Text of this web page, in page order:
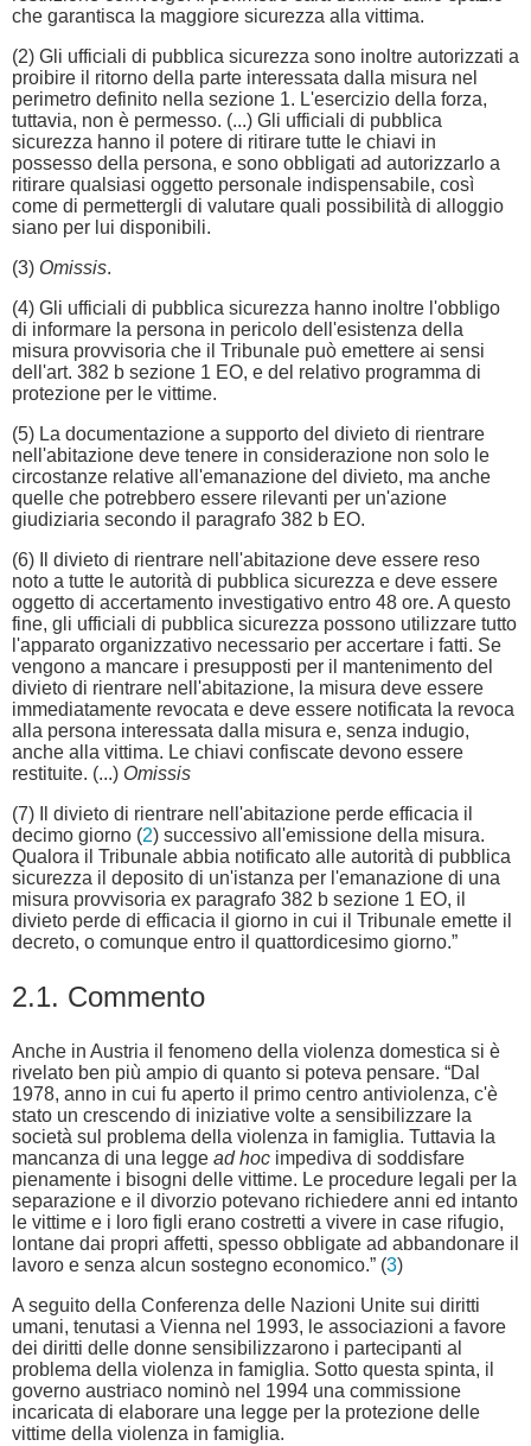
che garantisca la maggiore sicurezza alla vittima.
(2) Gli ufficiali di pubblica sicurezza sono inoltre autorizzati a
proibire il ritorno della parte interessata dalla misura nel
perimetro definito nella sezione 1. L'esercizio della forza,
tuttavia, non è permesso. (...) Gli ufficiali di pubblica
sicurezza hanno il potere di ritirare tutte le chiavi in
possesso della persona, e sono obbligati ad autorizzarlo a
ritirare qualsiasi oggetto personale indispensabile, così
come di permettergli di valutare quali possibilità di alloggio
siano per lui disponibili.
(3) Omissis.
(4) Gli ufficiali di pubblica sicurezza hanno inoltre l'obbligo
di informare la persona in pericolo dell'esistenza della
misura provvisoria che il Tribunale può emettere ai sensi
dell'art. 382 b sezione 1 EO, e del relativo programma di
protezione per le vittime.
(5) La documentazione a supporto del divieto di rientrare
nell'abitazione deve tenere in considerazione non solo le
circostanze relative all'emanazione del divieto, ma anche
quelle che potrebbero essere rilevanti per un'azione
giudiziaria secondo il paragrafo 382 b EO.
(6) Il divieto di rientrare nell'abitazione deve essere reso
noto a tutte le autorità di pubblica sicurezza e deve essere
oggetto di accertamento investigativo entro 48 ore. A questo
fine, gli ufficiali di pubblica sicurezza possono utilizzare tutto
l'apparato organizzativo necessario per accertare i fatti. Se
vengono a mancare i presupposti per il mantenimento del
divieto di rientrare nell'abitazione, la misura deve essere
immediatamente revocata e deve essere notificata la revoca
alla persona interessata dalla misura e, senza indugio,
anche alla vittima. Le chiavi confiscate devono essere
restituite. (...) Omissis
(7) Il divieto di rientrare nell'abitazione perde efficacia il
decimo giorno (2) successivo all'emissione della misura.
Qualora il Tribunale abbia notificato alle autorità di pubblica
sicurezza il deposito di un'istanza per l'emanazione di una
misura provvisoria ex paragrafo 382 b sezione 1 EO, il
divieto perde di efficacia il giorno in cui il Tribunale emette il
decreto, o comunque entro il quattordicesimo giorno.”
2.1. Commento
Anche in Austria il fenomeno della violenza domestica si è
rivelato ben più ampio di quanto si poteva pensare. “Dal
1978, anno in cui fu aperto il primo centro antiviolenza, c'è
stato un crescendo di iniziative volte a sensibilizzare la
società sul problema della violenza in famiglia. Tuttavia la
mancanza di una legge ad hoc impediva di soddisfare
pienamente i bisogni delle vittime. Le procedure legali per la
separazione e il divorzio potevano richiedere anni ed intanto
le vittime e i loro figli erano costretti a vivere in case rifugio,
lontane dai propri affetti, spesso obbligate ad abbandonare il
lavoro e senza alcun sostegno economico.” (3)
A seguito della Conferenza delle Nazioni Unite sui diritti
umani, tenutasi a Vienna nel 1993, le associazioni a favore
dei diritti delle donne sensibilizzarono i partecipanti al
problema della violenza in famiglia. Sotto questa spinta, il
governo austriaco nominò nel 1994 una commissione
incaricata di elaborare una legge per la protezione delle
vittime della violenza in famiglia.